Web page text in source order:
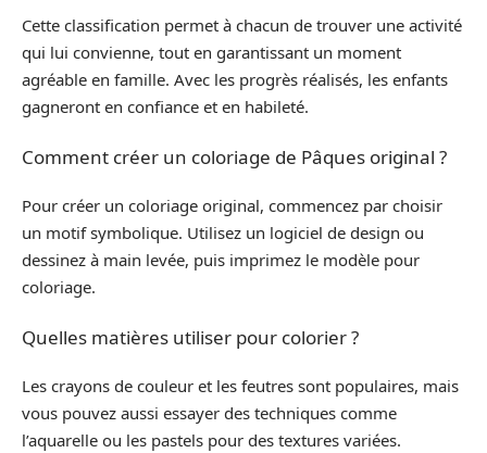
Cette classification permet à chacun de trouver une activité
qui lui convienne, tout en garantissant un moment
agréable en famille. Avec les progrès réalisés, les enfants
gagneront en confiance et en habileté.
Comment créer un coloriage de Pâques original ?
Pour créer un coloriage original, commencez par choisir
un motif symbolique. Utilisez un logiciel de design ou
dessinez à main levée, puis imprimez le modèle pour
coloriage.
Quelles matières utiliser pour colorier ?
Les crayons de couleur et les feutres sont populaires, mais
vous pouvez aussi essayer des techniques comme
l’aquarelle ou les pastels pour des textures variées.